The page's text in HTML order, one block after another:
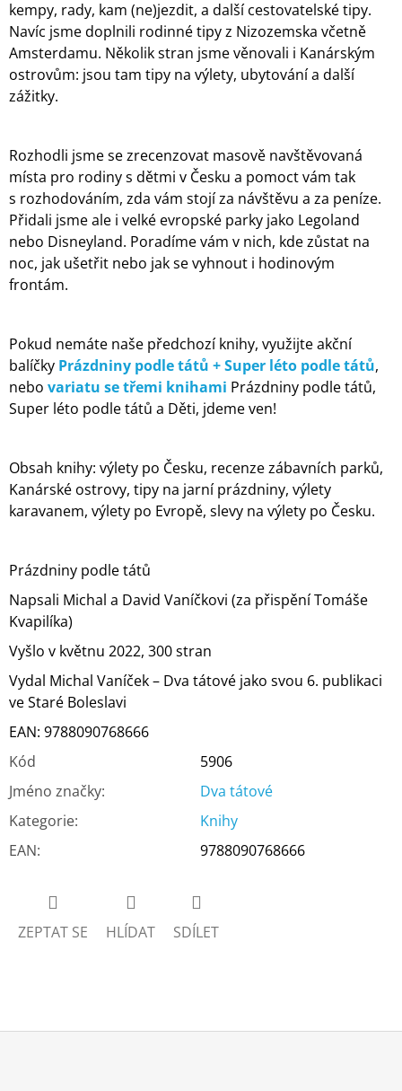
kempy, rady, kam (ne)jezdit, a další cestovatelské tipy.
Navíc jsme doplnili rodinné tipy z Nizozemska včetně
Amsterdamu. Několik stran jsme věnovali i Kanárským
ostrovům: jsou tam tipy na výlety, ubytování a další
zážitky.
Rozhodli jsme se zrecenzovat masově navštěvovaná
místa pro rodiny s dětmi v Česku a pomoct vám tak
s rozhodováním, zda vám stojí za návštěvu a za peníze.
Přidali jsme ale i velké evropské parky jako Legoland
nebo Disneyland. Poradíme vám v nich, kde zůstat na
noc, jak ušetřit nebo jak se vyhnout i hodinovým
frontám.
Pokud nemáte naše předchozí knihy, využijte akční
balíčky Prázdniny podle tátů + Super léto podle tátů,
nebo variatu se třemi knihami Prázdniny podle tátů,
Super léto podle tátů a Děti, jdeme ven!
Obsah knihy: výlety po Česku, recenze zábavních parků,
Kanárské ostrovy, tipy na jarní prázdniny, výlety
karavanem, výlety po Evropě, slevy na výlety po Česku.
Prázdniny podle tátů
Napsali Michal a David Vaníčkovi (za přispění Tomáše
Kvapilíka)
Vyšlo v květnu 2022, 300 stran
Vydal Michal Vaníček – Dva tátové jako svou 6. publikaci
ve Staré Boleslavi
EAN: 9788090768666
Kód
5906
Jméno značky:
Dva tátové
Kategorie:
Knihy
EAN: 9788090768666
ZEPTAT SE HLÍDAT SDÍLET